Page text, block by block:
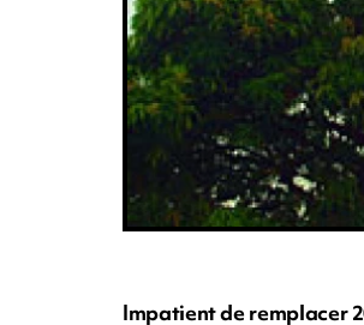
Impatient de remplacer